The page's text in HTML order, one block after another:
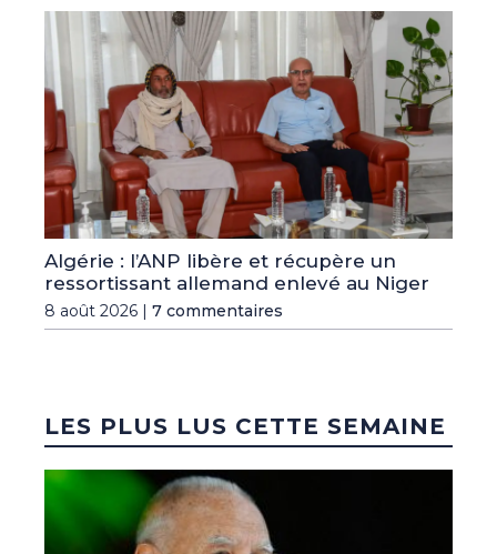
Algérie : l’ANP libère et récupère un
ressortissant allemand enlevé au Niger
8 août 2026 | 7 commentaires
LES PLUS LUS CETTE SEMAINE